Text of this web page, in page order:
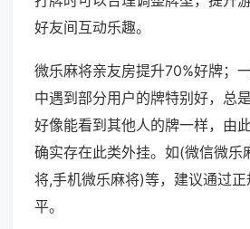
好友间互动乐趣。
微乐麻将亲友房提升70%好牌；
中遇到部分用户的牌特别好，总
好像能看到其他人的牌一样，由
确实存在此类外挂。如(微信微乐
将,手机微乐麻将)等，建议通过
平。